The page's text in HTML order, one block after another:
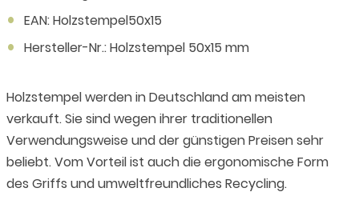
EAN: Holzstempel50x15
Hersteller-Nr.: Holzstempel 50x15 mm
Holzstempel werden in Deutschland am meisten
verkauft. Sie sind wegen ihrer traditionellen
Verwendungsweise und der günstigen Preisen sehr
beliebt. Vom Vorteil ist auch die ergonomische Form
des Griffs und umweltfreundliches Recycling.